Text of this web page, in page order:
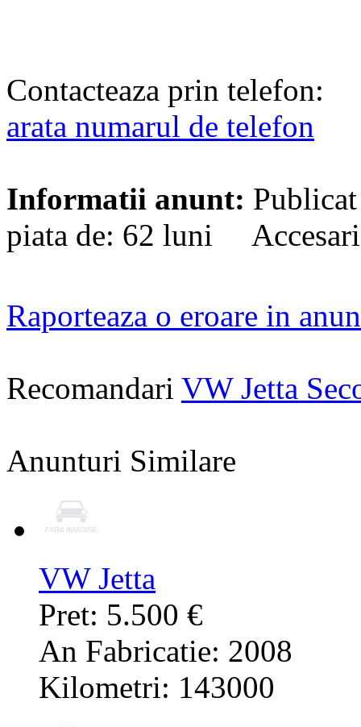
Contacteaza prin telefon:
arata numarul de telefon
Informatii anunt:
piata de: 62 luni
Raporteaza o eroare in
Recomandari VW Jetta
Anunturi Similare
VW Jetta
Pret: 5.500 €
An Fabricatie: 2008
Kilometri: 143000